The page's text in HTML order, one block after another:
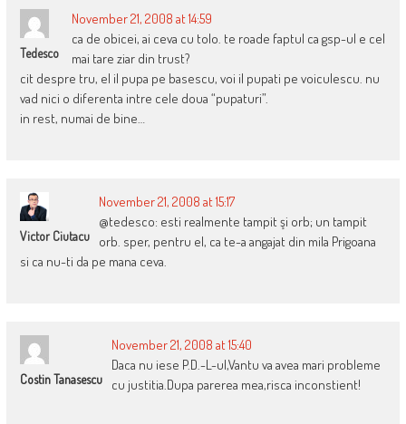
Tedesco
November 21, 2008 at 14:59
ca de obicei, ai ceva cu tolo. te roade faptul ca gsp-ul e cel
mai tare ziar din trust?
cit despre tru, el il pupa pe basescu, voi il pupati pe voiculescu. nu
vad nici o diferenta intre cele doua “pupaturi”.
in rest, numai de bine…
Victor Ciutacu
November 21, 2008 at 15:17
@tedesco: esti realmente tampit şi orb; un tampit
orb. sper, pentru el, ca te-a angajat din mila Prigoana
si ca nu-ti da pe mana ceva.
Costin Tanasescu
November 21, 2008 at 15:40
Daca nu iese P.D.-L-ul,Vantu va avea mari probleme
cu justitia.Dupa parerea mea,risca inconstient!